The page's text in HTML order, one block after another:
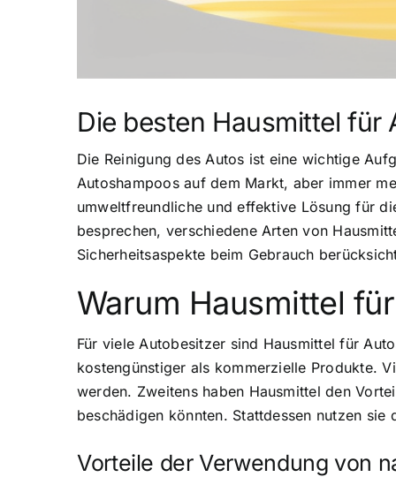
Die besten Hausmittel
Die Reinigung des Autos ist eine wichtige
Autoshampoos auf dem Markt, aber immer
umweltfreundliche und effektive Lösung für
besprechen, verschiedene Arten von
Sicherheitsaspekte beim Gebrauch
Warum Hausmittel
Für viele Autobesitzer sind Hausmittel für
kostengünstiger als kommerzielle Produkte.
werden. Zweitens haben Hausmittel den
beschädigen könnten. Stattdessen nutzen
Vorteile der Verwendung von